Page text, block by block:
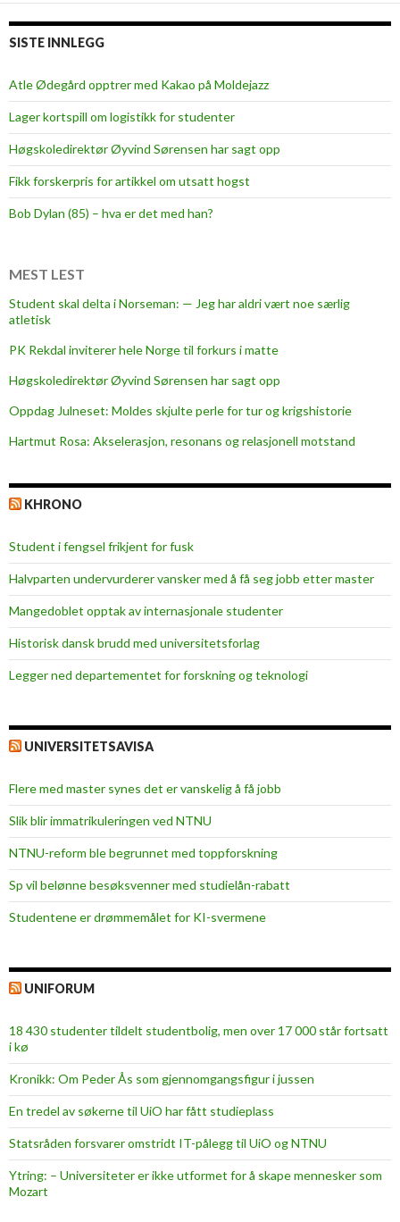
v
K
l
a
å
e
t
m
a
t
k
s
a
m
e
n
SISTE INNLEGG
Atle Ødegård opptrer med Kakao på Moldejazz
Lager kortspill om logistikk for studenter
Høgskoledirektør Øyvind Sørensen har sagt opp
Fikk forskerpris for artikkel om utsatt hogst
Bob Dylan (85) – hva er det med han?
MEST LEST
Student skal delta i Norseman: — Jeg har aldri vært noe særlig
atletisk
PK Rekdal inviterer hele Norge til forkurs i matte
Høgskoledirektør Øyvind Sørensen har sagt opp
Oppdag Julneset: Moldes skjulte perle for tur og krigshistorie
Hartmut Rosa: Akselerasjon, resonans og relasjonell motstand
KHRONO
Student i fengsel frikjent for fusk
Halvparten undervurderer vansker med å få seg jobb etter master
Mangedoblet opptak av internasjonale studenter
Historisk dansk brudd med universitetsforlag
Legger ned departementet for forskning og teknologi
UNIVERSITETSAVISA
Flere med master synes det er vanskelig å få jobb
Slik blir immatrikuleringen ved NTNU
NTNU-reform ble begrunnet med toppforskning
Sp vil belønne besøksvenner med studielån-rabatt
Studentene er drømmemålet for KI-svermene
UNIFORUM
18 430 studenter tildelt studentbolig, men over 17 000 står fortsatt
i kø
Kronikk: Om Peder Ås som gjennomgangsfigur i jussen
En tredel av søkerne til UiO har fått studieplass
Statsråden forsvarer omstridt IT-pålegg til UiO og NTNU
Ytring: – Universiteter er ikke utformet for å skape mennesker som
Mozart